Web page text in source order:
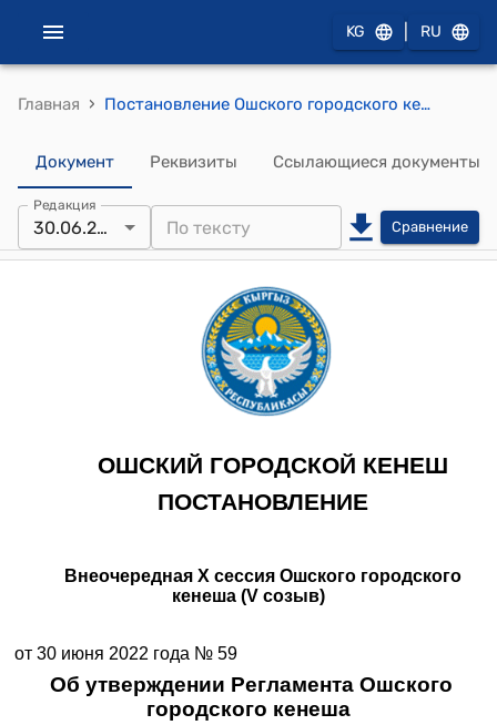
KG RU
Главная › Постановление Ошского городского кенеша от 30 июня 2022 года № 59 "Об утверждении Регламента Ошского городского кенеша"
Документ Реквизиты Ссылающиеся документы
Редакция
30.06.2022 Сравнение